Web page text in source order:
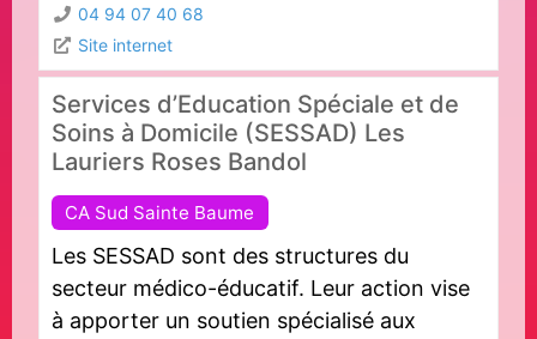
04 94 07 40 68
Site internet
Services d’Education Spéciale et de
Soins à Domicile (SESSAD) Les
Lauriers Roses Bandol
CA Sud Sainte Baume
Les SESSAD sont des structures du
secteur médico-éducatif. Leur action vise
à apporter un soutien spécialisé aux